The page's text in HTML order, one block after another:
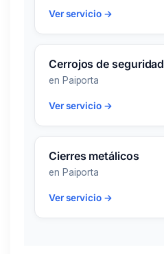
Ver servicio →
Cerrojos de seguridad
en Paiporta
Ver servicio →
Cierres metálicos
en Paiporta
Ver servicio →